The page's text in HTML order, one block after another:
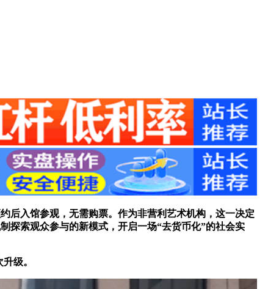
后入馆参观，无需购票。作为非营利艺术机构，这一决定
索观众参与的新模式，开启一场“去货币化”的社会实
级。